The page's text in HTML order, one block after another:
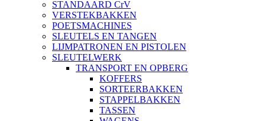
STANDAARD CrV
VERSTEKBAKKEN
POETSMACHINES
SLEUTELS EN TANGEN
LIJMPATRONEN EN PISTOLEN
SLEUTELWERK
TRANSPORT EN OPBERG
KOFFERS
SORTEERBAKKEN
STAPPELBAKKEN
TASSEN